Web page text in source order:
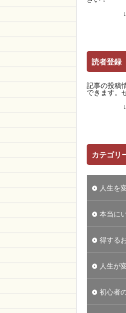
読者登録
記事の投稿
できます。
カテゴリ
人生を
本当に
得する
人生が
初心者